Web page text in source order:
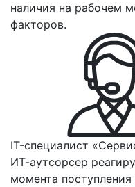
наличия на рабочем
факторов.
IT-специалист
ИТ-аутсорсер
момента поступления